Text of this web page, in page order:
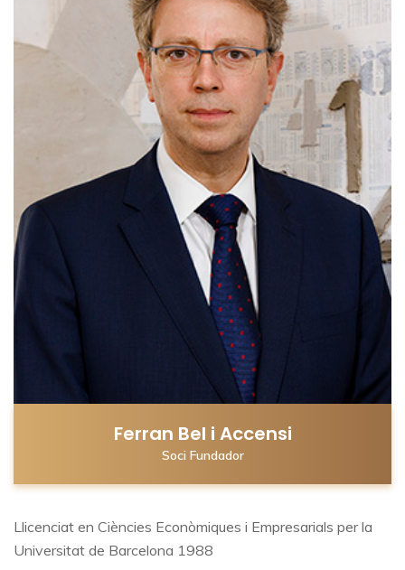
Ferran Bel i Accensi
Soci Fundador
Llicenciat en Ciències Econòmiques i Empresarials per la
Universitat de Barcelona 1988